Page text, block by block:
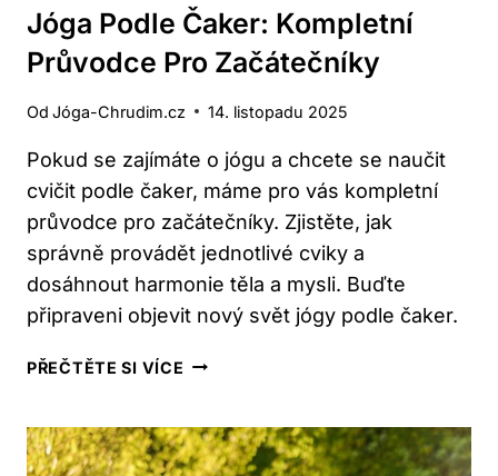
Jóga Podle Čaker: Kompletní
Průvodce Pro Začátečníky
Od Jóga-Chrudim.cz 14. listopadu 2025
Pokud se zajímáte o jógu a chcete se naučit
cvičit podle čaker, máme pro vás kompletní
průvodce pro začátečníky. Zjistěte, jak
správně provádět jednotlivé cviky a
dosáhnout harmonie těla a mysli. Buďte
připraveni objevit nový svět jógy podle čaker.
PŘEČTĚTE SI VÍCE JÓGA
KOMPLETNÍ
PRŮVODCE